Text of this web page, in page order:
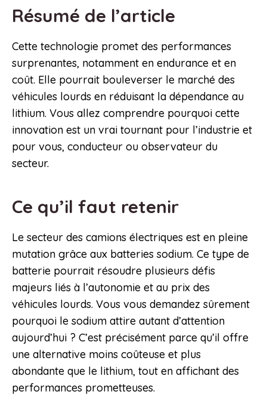
Résumé de l’article
Cette technologie promet des performances
surprenantes, notamment en endurance et en
coût. Elle pourrait bouleverser le marché des
véhicules lourds en réduisant la dépendance au
lithium. Vous allez comprendre pourquoi cette
innovation est un vrai tournant pour l’industrie et
pour vous, conducteur ou observateur du
secteur.
Ce qu’il faut retenir
Le secteur des camions électriques est en pleine
mutation grâce aux batteries sodium. Ce type de
batterie pourrait résoudre plusieurs défis
majeurs liés à l’autonomie et au prix des
véhicules lourds. Vous vous demandez sûrement
pourquoi le sodium attire autant d’attention
aujourd’hui ? C’est précisément parce qu’il offre
une alternative moins coûteuse et plus
abondante que le lithium, tout en affichant des
performances prometteuses.